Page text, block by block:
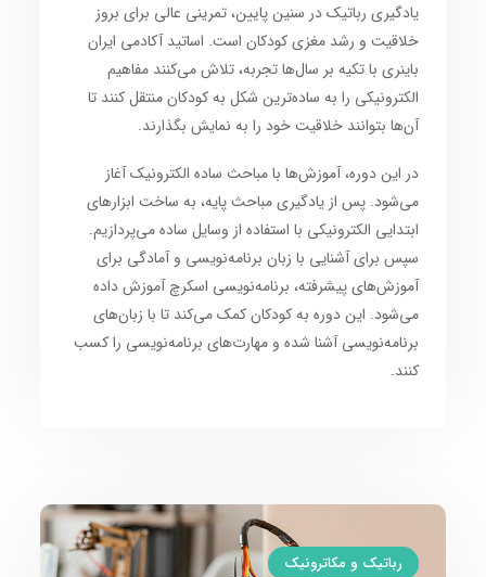
یادگیری رباتیک در سنین پایین، تمرینی عالی برای بروز
خلاقیت و رشد مغزی کودکان است. اساتیدآکادمی ایران
باینری با تکیه بر سال‌ها تجربه، تلاش می‌کنندمفاهیم
الکترونیکی را به ساده‌ترین شکل بهکودکانمنتقل کنند تا
آن‌ها بتوانندخلاقیتخود را به نمایش بگذارند.
در این دوره، آموزش‌ها بامباحث ساده الکترونیکآغاز
می‌شود. پس از یادگیریمباحث پایه، به ساخت ابزارهای
ابتدایی الکترونیکی با استفاده از وسایل ساده می‌پردازیم.
سپس برای آشنایی با زبان برنامه‌نویسی و آمادگی برای
آموزش‌های پیشرفته، برنامه‌نویسی اسکرچآموزش داده
می‌شود. این دوره بهکودکانکمک می‌کند تا با زبان‌های
برنامه‌نویسیآشنا شده ومهارت‌های برنامه‌نویسی را کسب
کنند.
رباتیک و مکاترونیک